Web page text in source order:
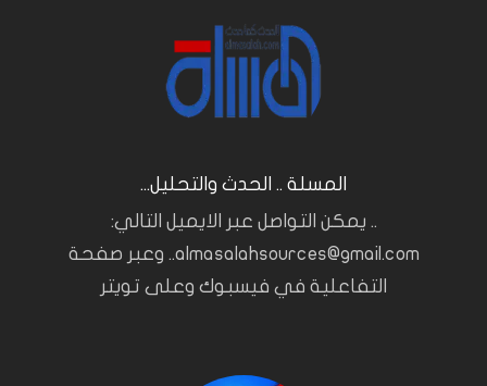
المسلة .. الحدث والتحليل...
.. يمكن التواصل عبر الايميل التالي:
almasalahsources@gmail.com.. وعبر صفحة
التفاعلية في فيسبوك وعلى تويتر